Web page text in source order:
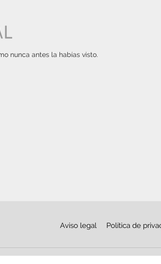
nunca antes la habías visto.
Aviso legal Política de